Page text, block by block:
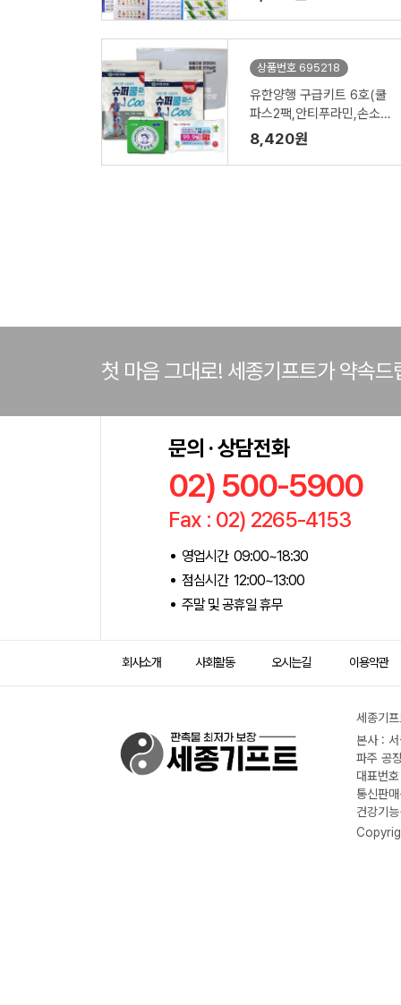
상품번호 695218
유한양행 구급키트 6호(쿨
파스2팩,안티푸라민,손소독
티슈대형 4종세트)
8,420원
첫 마음 그대로! 세종기프트가 약속드
문의 · 상담전화
02) 500-5900
Fax : 02) 2265-4153
영업시간 09:00~18:30
점심시간 12:00~13:00
주말 및 공휴일 휴무
회사소개 사회활동 오시는길 이용약관
세종기
본사 :
파주 공
대표번
통신판
건강기